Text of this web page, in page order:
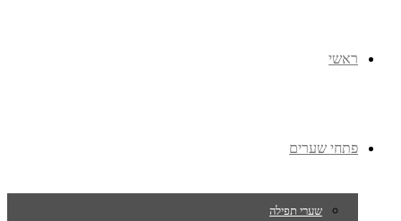
ראשי
פתחי שערים
שערי תפילה